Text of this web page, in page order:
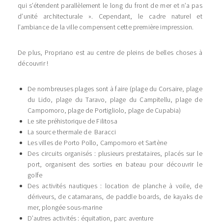
qui s’étendent parallèlement le long du front de mer et n’a pas
d’unité architecturale ». Cependant, le cadre naturel et
l’ambiance de la ville compensent cette première impression.
De plus, Propriano est au centre de pleins de belles choses à
découvrir !
De nombreuses plages sont à faire (plage du Corsaire, plage
du Lido, plage du Taravo, plage du Campitellu, plage de
Campomoro, plage de Portigliolo, plage de Cupabia)
Le site préhistorique de Filitosa
La source thermale de Baracci
Les villes de Porto Pollo, Campomoro et Sartène
Des circuits organisés : plusieurs prestataires, placés sur le
port, organisent des sorties en bateau pour découvrir le
golfe
Des activités nautiques : location de planche à voile, de
dériveurs, de catamarans, de paddle boards, de kayaks de
mer, plongée sous-marine
D’autres activités : équitation, parc aventure